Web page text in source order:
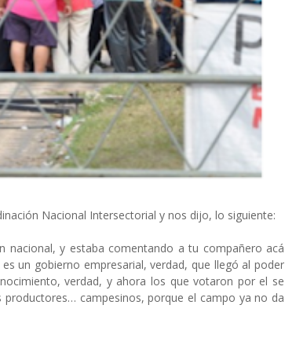
Nacional Intersectorial y nos dijo, lo siguiente:
nacional, y estaba comentando a tu compañero acá
un gobierno empresarial, verdad, que llegó al poder
verdad, y ahora los que votaron por el se
campesinos, porque el campo ya no da